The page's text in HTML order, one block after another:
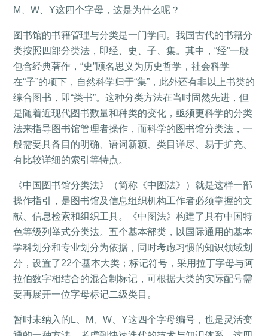
M、W、Y这四个字母，这是为什么呢？
图书馆的书籍管理与分类是一门学问。我国古代的书籍分
类按照四部分类法，即经、史、子、集。其中，“经”一般
包含经典著作，“史”顾名思义为历史哲学，社会科学
在“子”的项下，自然科学归于“集”，此外还有非以上书类的
综合图书，即“类书”。这种分类方法在当时固然先进，但
是随着近现代图书数量和种类的变化，亟须更科学的分类
法来指导图书馆管理者操作，而科学的图书馆分类法，一
般需要具备目的明确、语词新颖、类目详尽、易于扩充、
有比较详细的索引等特点。
《中国图书馆分类法》（简称《中图法》）就是这样一部
操作指引，是图书馆及信息组织机构工作者必须掌握的文
献、信息检索和组织工具。《中图法》构建了具有中国特
色等级列举式分类法。五个基本部类，以国际通用的基本
学科划分和专业划分为依据，同时考虑习惯的知识领域划
分，设置了22个基本大类；标记符号，采用拉丁字母与阿
拉伯数字相结合的混合制标记，可根据大类的实际配号需
要再展开一位字母标记二级类目。
暂时未纳入的L、M、W、Y这四个字母编号，也是灵活变